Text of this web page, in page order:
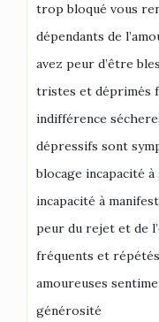
trop bloqué vous
dépendants de
avez peur d’être
tristes et déprimés
indifférence
dépressifs sont
blocage incapacité
incapacité à
peur du rejet et de
fréquents et
amoureuses
générosité